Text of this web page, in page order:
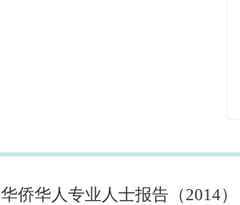
华侨华人专业人士报告（2014）